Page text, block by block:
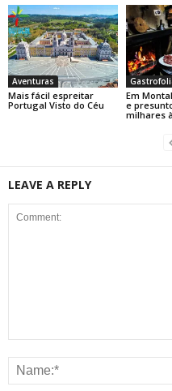
Aventuras
Mais fácil espreitar
Portugal Visto do Céu
Em
e
milhares
LEAVE A REPLY